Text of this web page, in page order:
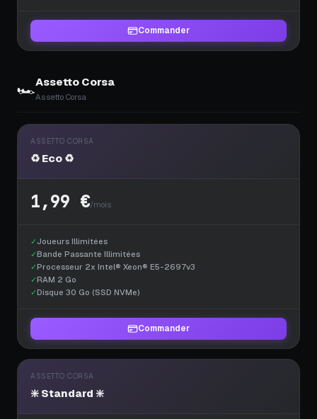
Commander
🏎️Assetto Corsa
Assetto Corsa
ASSETTO CORSA
♻️ Eco ♻️
1,99 €/mois
✓ Joueurs Illimitées
✓Bande Passante Illimitées
✓Processeur 2x Intel® Xeon® E5-2697v3
✓RAM 2 Go
✓Disque 30 Go (SSD NVMe)
Commander
ASSETTO CORSA
❇️ Standard ❇️